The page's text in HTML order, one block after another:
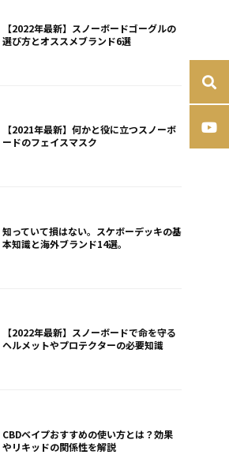
【2022年最新】スノーボードゴーグルの
選び方とオススメブランド6選
【2021年最新】何かと役に立つスノーボ
ードのフェイスマスク
知っていて損はない。スケボーデッキの基
本知識と海外ブランド14選。
【2022年最新】スノーボードで命を守る
ヘルメットやプロテクターの必要知識
CBDベイプおすすめの使い方とは？効果
やリキッドの関係性を解説